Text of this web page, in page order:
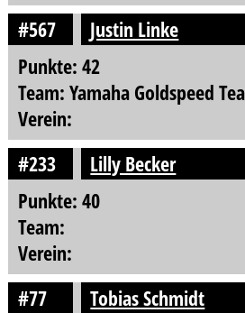
#567
Justin Linke
Punkte: 42
Team: Yamaha Goldspeed
Verein:
#233
Lilly Becker
Punkte: 40
Team:
Verein:
#77
Tobias Schmidt